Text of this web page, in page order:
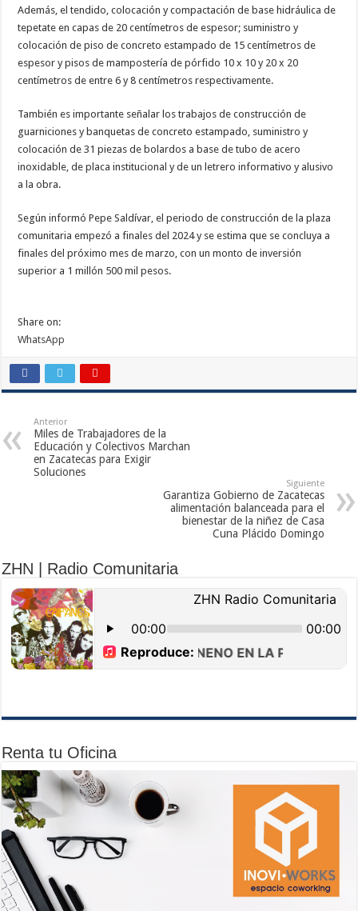
Además, el tendido, colocación y compactación de base hidráulica de
tepetate en capas de 20 centímetros de espesor; suministro y
colocación de piso de concreto estampado de 15 centímetros de
espesor y pisos de mampostería de pórfido 10 x 10 y 20 x 20
centímetros de entre 6 y 8 centímetros respectivamente.
También es importante señalar los trabajos de construcción de
guarniciones y banquetas de concreto estampado, suministro y
colocación de 31 piezas de bolardos a base de tubo de acero
inoxidable, de placa institucional y de un letrero informativo y alusivo
a la obra.
Según informó Pepe Saldívar, el periodo de construcción de la plaza
comunitaria empezó a finales del 2024 y se estima que se concluya a
finales del próximo mes de marzo, con un monto de inversión
superior a 1 millón 500 mil pesos.
Share on:
WhatsApp
Anterior
Miles de Trabajadores de la
Educación y Colectivos Marchan
en Zacatecas para Exigir
Soluciones
Siguiente
Garantiza Gobierno de Zacatecas
alimentación balanceada para el
bienestar de la niñez de Casa
Cuna Plácido Domingo
ZHN | Radio Comunitaria
Renta tu Oficina